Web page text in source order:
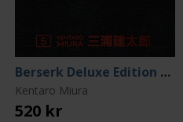
Berserk Deluxe Edition Vol 5
Kentaro Miura
520 kr